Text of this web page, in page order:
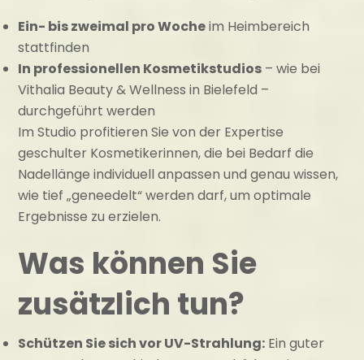
Ein- bis zweimal pro Wocheim Heimbereich
stattfinden
In professionellen Kosmetikstudios – wie bei
Vithalia Beauty & Wellness in Bielefeld –
durchgeführt werden
Im Studio profitieren Sie von der Expertise
geschulter Kosmetikerinnen, die bei Bedarf die
Nadellänge individuell anpassen und genau wissen,
wie tief „geneedelt“ werden darf, um optimale
Ergebnisse zu erzielen.
Was können Sie
zusätzlich tun?
Schützen Sie sich vor UV-Strahlung: Ein guter